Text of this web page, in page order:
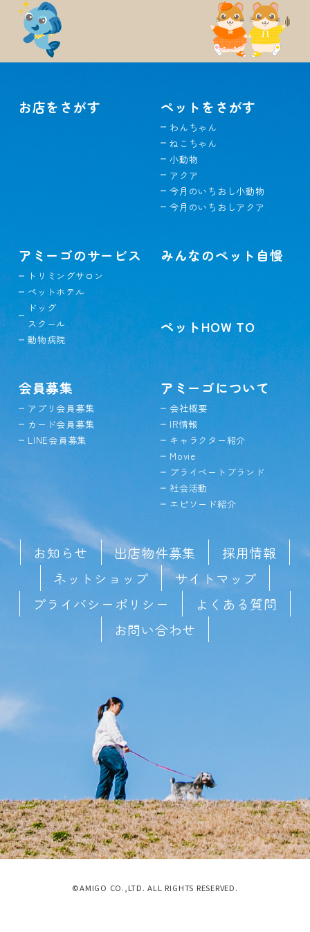
お店をさがす ペットをさがす
わんちゃん
ねこちゃん
小動物
アクア
今月のいちおし小動物
今月のいちおしアクア
アミーゴのサービス
トリミングサロン
ペットホテル
ドッグ
スクール
動物病院
みんなのペット自慢
ペットHOW TO
会員募集
アプリ会員募集
カード会員募集
LINE会員募集
アミーゴについて
会社概要
IR情報
キャラクター紹介
Movie
プライベートブランド
社会活動
エピソード紹介
お知らせ 出店物件募集
採用情報
ネットショップ
サイトマップ
プライバシーポリシー
よくある質問
お問い合わせ
©AMIGO CO.,LTD. ALL RIGHTS RESERVED.